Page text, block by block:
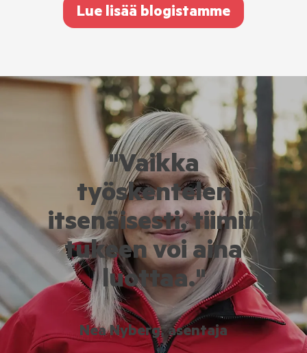
Lue lisää blogistamme
"Vaikka
työskentelen
itsenäisesti, tiimin
tukeen voi aina
luottaa."
Nea Nyberg, asentaja